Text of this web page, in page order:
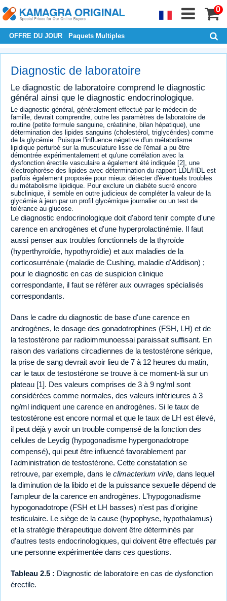
0
OFFRE DU JOUR Paquets Multiples
Diagnostic de laboratoire
Le diagnostic de laboratoire comprend le diagnostic
général ainsi que le diagnostic endocrinologique.
Le diagnostic général, généralement effectué par le médecin de
famille, devrait comprendre, outre les paramètres de laboratoire de
routine (petite formule sanguine, créatinine, bilan hépatique), une
détermination des lipides sanguins (cholestérol, triglycérides) comme
de la glycémie. Puisque l'influence négative d'un métabolisme
lipidique perturbé sur la musculature lisse de l'émail a pu être
démontrée expérimentalement et qu'une corrélation avec la
dysfonction érectile vasculaire a également été indiquée [2], une
électrophorèse des lipides avec détermination du rapport LDL/HDL est
parfois également proposée pour mieux détecter d'éventuels troubles
du métabolisme lipidique. Pour exclure un diabète sucré encore
subclinique, il semble en outre judicieux de compléter la valeur de la
glycémie à jeun par un profil glycémique journalier ou un test de
tolérance au glucose.
Le diagnostic endocrinologique doit d'abord tenir compte d'une
carence en androgènes et d'une hyperprolactinémie. Il faut
aussi penser aux troubles fonctionnels de la thyroïde
(hyperthyroïdie, hypothyroïdie) et aux maladies de la
corticosurrénale (maladie de Cushing, maladie d'Addison) ;
pour le diagnostic en cas de suspicion clinique
correspondante, il faut se référer aux ouvrages spécialisés
correspondants.
Dans le cadre du diagnostic de base d'une carence en
androgènes, le dosage des gonadotrophines (FSH, LH) et de
la testostérone par radioimmunoessai paraissait suffisant. En
raison des variations circadiennes de la testostérone sérique,
la prise de sang devrait avoir lieu de 7 à 12 heures du matin,
car le taux de testostérone se trouve à ce moment-là sur un
plateau [1]. Des valeurs comprises de 3 à 9 ng/ml sont
considérées comme normales, des valeurs inférieures à 3
ng/ml indiquent une carence en androgènes. Si le taux de
testostérone est encore normal et que le taux de LH est élevé,
il peut déjà y avoir un trouble compensé de la fonction des
cellules de Leydig (hypogonadisme hypergonadotrope
compensé), qui peut être influencé favorablement par
l'administration de testostérone. Cette constatation se
retrouve, par exemple, dans le climacterium virile, dans lequel
la diminution de la libido et de la puissance sexuelle dépend de
l'ampleur de la carence en androgènes. L'hypogonadisme
hypogonadotrope (FSH et LH basses) n'est pas d'origine
testiculaire. Le siège de la cause (hypophyse, hypothalamus)
et la stratégie thérapeutique doivent être déterminés par
d'autres tests endocrinologiques, qui doivent être effectués par
une personne expérimentée dans ces questions.
Tableau 2.5 : Diagnostic de laboratoire en cas de dysfonction
érectile.